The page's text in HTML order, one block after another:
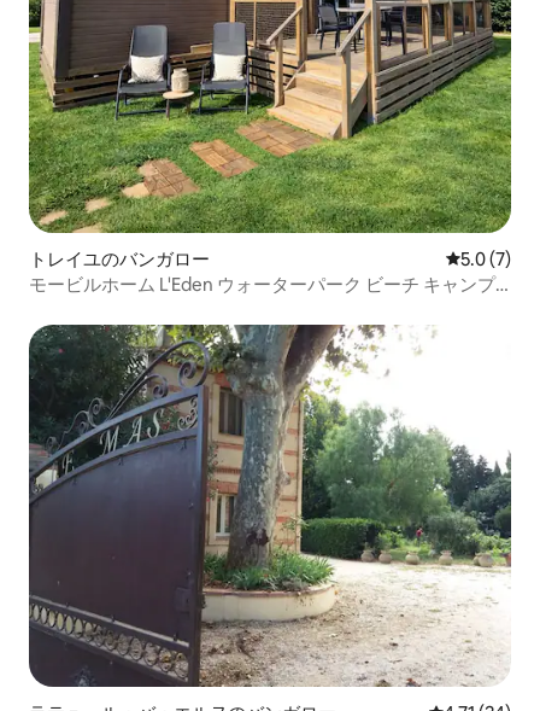
トレイユのバンガロー レビュー7
5.0 (7)
モービルホーム L'Eden ウォーターパーク ビーチ キャンプ